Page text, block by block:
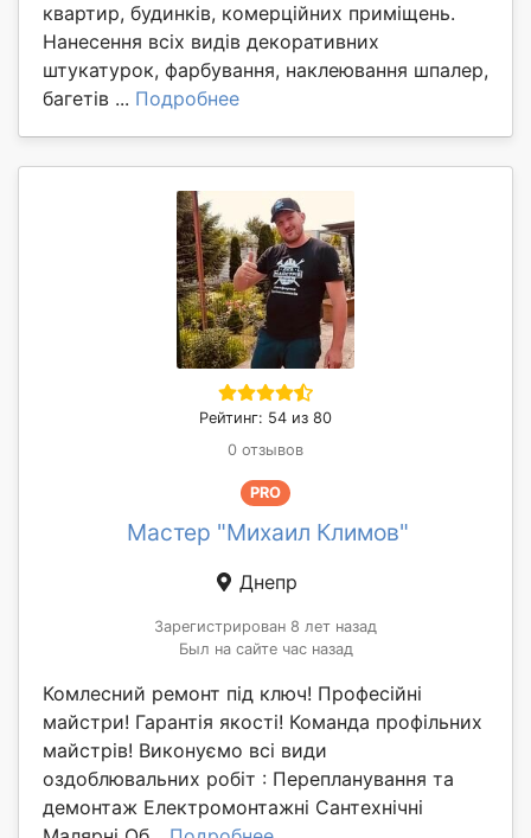
квартир, будинків, комерційних приміщень.
Нанесення всіх видів декоративних
штукатурок, фарбування, наклеювання шпалер,
багетів ... Подробнее
Рейтинг: 54 из 80
0 отзывов
PRO
Мастер "Михаил Климов"
Днепр
Зарегистрирован 8 лет назад
Был на сайте час назад
Комлесний ремонт під ключ! Професійні
майстри! Гарантія якості! Команда профільних
майстрів! Виконуємо всі види
оздоблювальних робіт : Перепланування та
демонтаж Електромонтажні Сантехнічні